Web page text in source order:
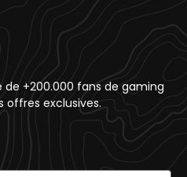
+200.000 fans de gaming
exclusives.